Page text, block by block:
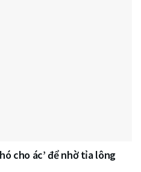
cho ác’ để nhờ tỉa lông